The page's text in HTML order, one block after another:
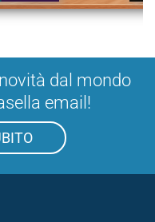
dal mondo
email!